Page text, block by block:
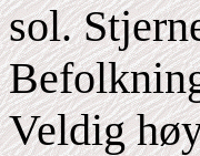
sol.
Veldig